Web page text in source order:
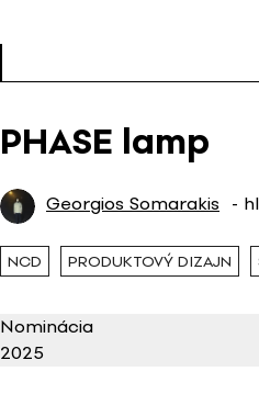
PHASE lamp
Georgios Somarakis -
NCD PRODUKTOVÝ DIZAJN
Nominácia
2025